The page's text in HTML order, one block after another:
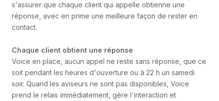
s'assurer que chaque client qui appelle obtienne une
réponse, avec en prime une meilleure façon de rester en
contact.
Chaque client obtient une réponse
Voice en place, aucun appel ne reste sans réponse, que ce
soit pendant les heures d'ouverture ou à 22 h un samedi
soir. Quand les aviseurs ne sont pas disponibles, Voice
prend le relais immédiatement, gère l'interaction et